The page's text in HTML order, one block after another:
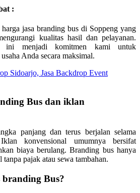
:
jasa branding bus di Soppeng yang
kualitas hasil dan pelayanan.
ini menjadi komitmen kami untuk
Anda secara maksimal.
Sidoarjo, Jasa Backdrop Event
Bus dan iklan
panjang dan terus berjalan selama
konvensional umumnya bersifat
biaya berulang. Branding bus hanya
pajak atau sewa tambahan.
branding Bus?